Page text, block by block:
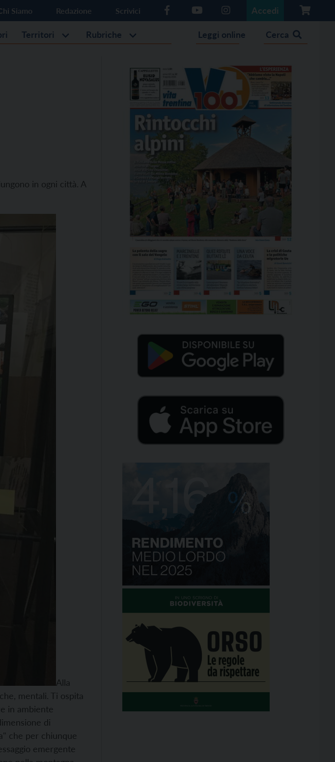
Siamo Redazione Scrivici Accedi
Territori Rubriche Leggi online Cerca
in ogni città. A
Alla
mentali. Ti ospita
in ambiente
di
che per chiunque
emergente